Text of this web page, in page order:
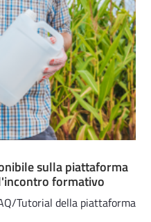
sulla piattaforma
formativo
Tutorial della piattaforma